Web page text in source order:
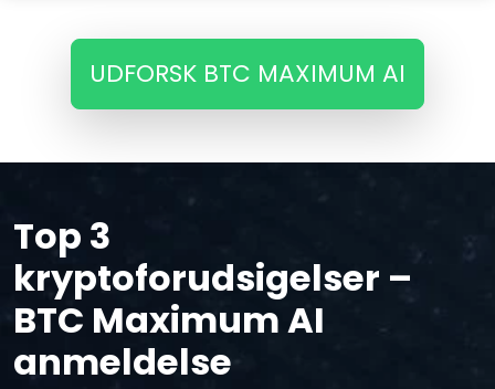
UDFORSK BTC MAXIMUM AI
Top 3
kryptoforudsigelser –
BTC Maximum AI
anmeldelse